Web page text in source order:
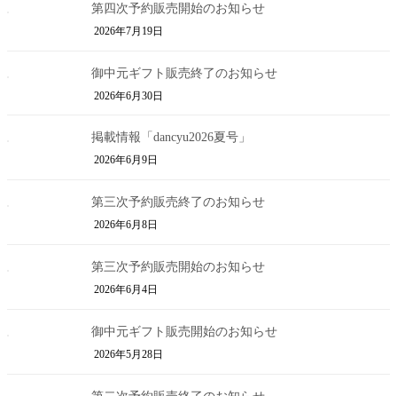
第四次予約販売開始のお知らせ
2026年7月19日
御中元ギフト販売終了のお知らせ
2026年6月30日
掲載情報「dancyu2026夏号」
2026年6月9日
第三次予約販売終了のお知らせ
2026年6月8日
第三次予約販売開始のお知らせ
2026年6月4日
御中元ギフト販売開始のお知らせ
2026年5月28日